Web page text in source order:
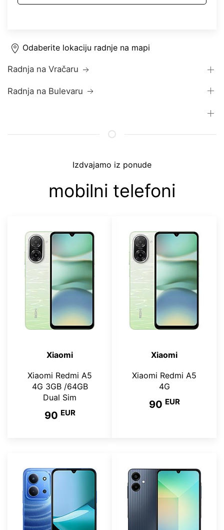
Odaberite lokaciju radnje na mapi
Radnja na Vračaru
Radnja na Bulevaru
Izdvajamo iz ponude
mobilni telefoni
Xiaomi
Xiaomi Redmi A5
4G 3GB /64GB
Dual Sim
90 EUR
Xiaomi
Xiaomi Redmi A5
4G
90 EUR